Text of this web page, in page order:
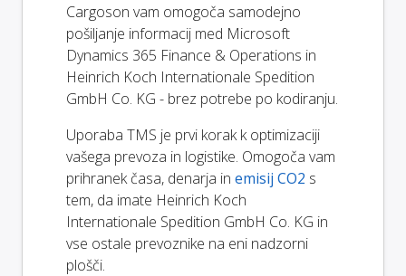
Cargoson vam omogoča samodejno
pošiljanje informacij med Microsoft
Dynamics 365 Finance & Operations in
Heinrich Koch Internationale Spedition
GmbH Co. KG - brez potrebe po kodiranju.
Uporaba TMS je prvi korak k optimizaciji
vašega prevoza in logistike. Omogoča vam
prihranek časa, denarja in emisij CO2 s
tem, da imate Heinrich Koch
Internationale Spedition GmbH Co. KG in
vse ostale prevoznike na eni nadzorni
plošči.